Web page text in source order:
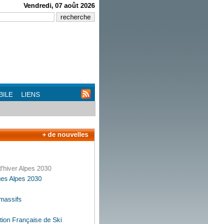
Vendredi, 07 août 2026
LIENS
Alpes 2030
Alpes 2030
Française de Ski
+ de nouvelles